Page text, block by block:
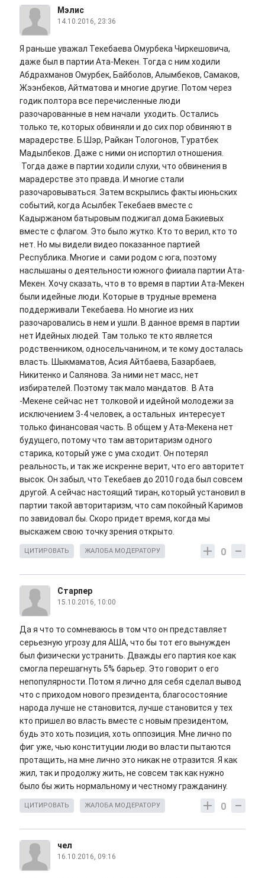
Мэлис
14.10.2016, 23:36
Я раньше уважал Текебаева Омурбека Чиркешовича,
даже был в партии Ата-Мекен. Тогда с ним ходили
Абдрахманов Омурбек, Байболов, Алымбеков, Самаков,
Жээнбеков, Айтматова и многие другие. Потом через
годик полтора все перечисленные люди
разочарованные в нем начали уходить. Остались
только те, которых обвиняли и до сих пор обвиняют в
марадерстве. Б.Шэр, Райкан Тологонов, Туратбек
Мадылбеков. Даже с ними он испортил отношения.
Тогда даже в партии ходили слухи, что обвинения в
марадерстве это правда. И многие стали
разочаровываться. Затем вскрылись факты июньских
событий, когда Асылбек Текебаев вместе с
Кадыржаном батыровым поджигал дома Бакиевых
вместе с флагом. Это было жутко. Кто то верил, кто то
нет. Но мы видели видео показанное партией
Республика. Многие и сами родом с юга, поэтому
наслышаны о деятельности южного фииала партии Ата-
Мекен. Хочу сказать, что в то время в партии Ата-Мекен
были идейные люди. Которые в трудные времена
поддерживали Текебаева. Но многие из них
разочаровались в нем и ушли. В данное время в партии
нет Идейных людей. Там только те кто является
родственником, односельчанином, и те кому досталась
власть. Шыкмаматов, Асия Айтбаева, Базарбаев,
Никитенко и Салянова. За ними нет масс, нет
избирателей. Поэтому так мало мандатов. В Ата
-Мекене сейчас нет толковой и идейной молодежи за
исключением 3-4 человек, а остальных интересует
только финансовая часть. В общем у Ата-Мекена нет
будущего, потому что там авторитаризм одного
старика, который уже с ума сходит. Он потерял
реальность, и так же искренне верит, что его авторитет
высок. Он забыл, что Текебаев до 2010 года был совсем
другой. А сейчас настоящий тиран, который установил в
партии такой авторитаризм, что сам покойный Каримов
по завидовал бы. Скоро придет время, когда мы
выскажем свою точку зрения открыто.
0
ЦИТИРОВАТЬ ЖАЛОБА МОДЕРАТОРУ
Старпер
15.10.2016, 10:00
Да я что то сомневаюсь в том что он представляет
серьезную угрозу для АША, что бы тот его вынужден
был физически устранить. Дважды его партия кое как
смогла перешагнуть 5% барьер. Это говорит о его
непопулярности. Потом я лично для себя сделал вывод
что с приходом нового президента, благосостояние
народа лучше не становится, лучше становится у тех
кто пришел во власть вместе с новым президентом,
будь это хоть позиция, хоть оппозиция. Мне лично по
фиг уже, чью конституции люди во власти пытаются
протащить, на мне лично это никак не отразится. Я как
жил, так и продолжу жить, не совсем так как нужно
было бы жить нормальному и честному гражданину.
0
ЦИТИРОВАТЬ ЖАЛОБА МОДЕРАТОРУ
чел
16.10.2016, 09:16